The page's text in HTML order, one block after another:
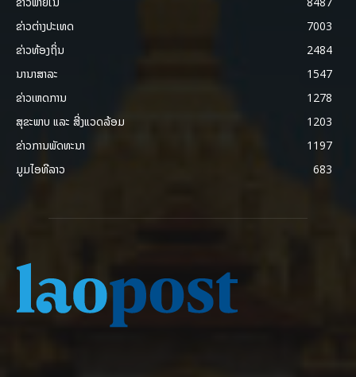
ຂ່າວຕ່າງປະເທດ
7003
ຂ່າວທ້ອງຖິ່ນ
2484
ນານາສາລະ
1547
ຂ່າວເຫດການ
1278
ສຸຂະພາບ ແລະ ສີ່ງແວດລ້ອມ
1203
ຂ່າວການພັດທະນາ
1197
ມູມໄອທີລາວ
683